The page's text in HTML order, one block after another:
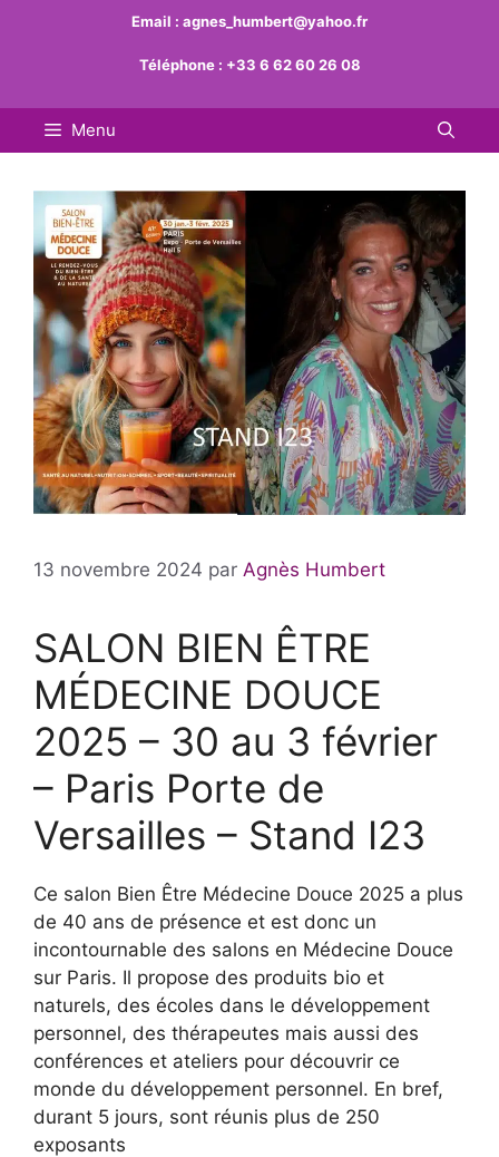
Email : agnes_humbert@yahoo.fr
Téléphone : +33 6 62 60 26 08
Menu
13 novembre 2024 par Agnès Humbert
SALON BIEN ÊTRE
MÉDECINE DOUCE
2025 – 30 au 3 février
– Paris Porte de
Versailles – Stand I23
Ce salon Bien Être Médecine Douce 2025 a plus
de 40 ans de présence et est donc un
incontournable des salons en Médecine Douce
sur Paris. Il propose des produits bio et
naturels, des écoles dans le développement
personnel, des thérapeutes mais aussi des
conférences et ateliers pour découvrir ce
monde du développement personnel. En bref,
durant 5 jours, sont réunis plus de 250
exposants